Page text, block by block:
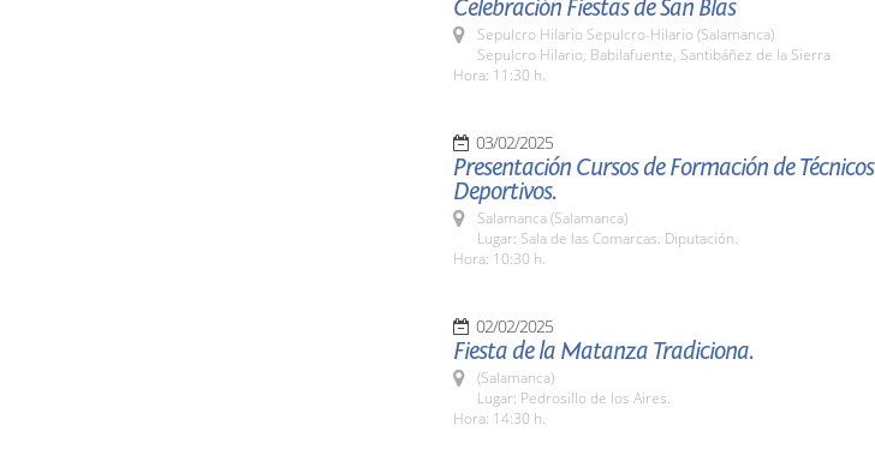
Celebración Fiestas de San Blas
Sepulcro Hilario Sepulcro-Hilario (Salamanca)
Sepulcro Hilario, Babilafuente, Santibáñez de la Sierra
Hora: 11:30 h.
03/02/2025
Presentación Cursos de Formación de Técnicos
Deportivos.
Salamanca (Salamanca)
Lugar: Sala de las Comarcas. Diputación.
Hora: 10:30 h.
02/02/2025
Fiesta de la Matanza Tradiciona.
(Salamanca)
Lugar: Pedrosillo de los Aires.
Hora: 14:30 h.